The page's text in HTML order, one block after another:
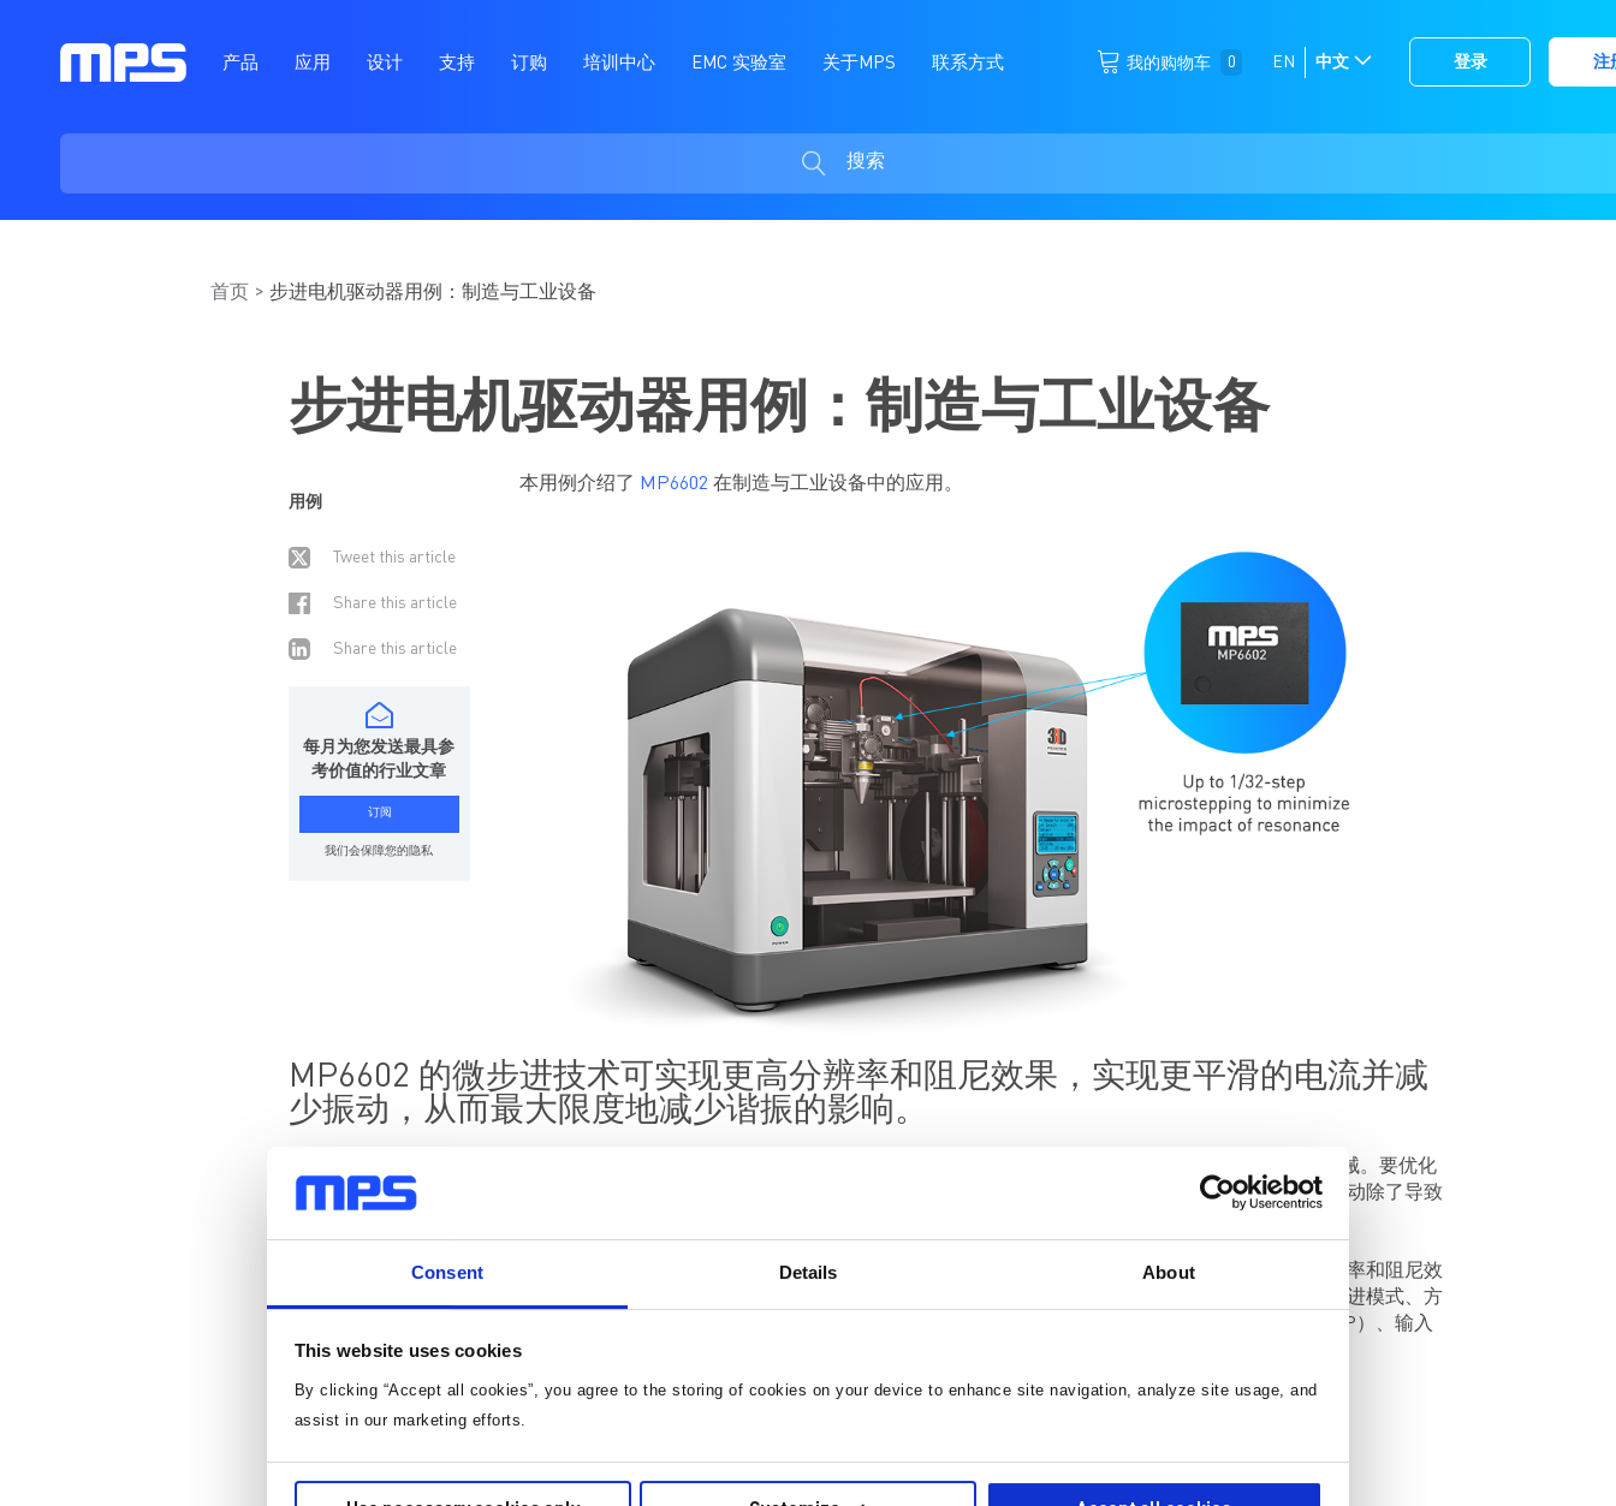
Consent Details About
This website uses cookies
By clicking “Accept all cookies”, you agree to the storing of cookies on your device to enhance site navigation, analyze site usage, and
assist in our marketing efforts.
产品 应用 设计 支持 订购 培训中心 EMC 实验室 关于MPS 联系方式 我的购物车 0 登录 注
跳
到
EN
选
中文
搜索
首页 步进电机驱动器用例：制造与工业设备
步进电机驱动器用例：制造与工业设备
用例
Tweet this article
Share this article
Share this article
每月为您发送最具参
考价值的行业文章
订阅
我们会保障您的隐私
本用例介绍了 MP6602 在制造与工业设备中的应用。
MP6602 的微步进技术可实现更高分辨率和阻尼效果，实现更平滑的电流并减
少振动，从而最大限度地减少谐振的影响。
高效并精确地驱动电机是制造与工业设备的关键能力。步进电机的常见应用包括 3D 打印机、激光打印机、复印机以及纺织机械。要优化
制造与工业机械中使用的步进电机驱动器，设计人员必须考虑电机与驱动器信号同频时产生的谐振问题。谐振带来的噪音和振动除了导致
MP6602 是一款步进电机驱动器，可以驱动精度高达 1/32 步的双极或单极步进电机。MP6602 的微步进技术可实现更高的分辨率和阻尼效
果，实现更平滑的电流并减少振动，从而最大限度地减少谐振的影响。该器件还提供串行控制接口，可设置控制模式（包括步进模式、方
向和输出电流），并测量电机的反电动势 (BEMF)。其内部安全与诊断功能包括转子失速检测、开路负载检测、过流保护（OCP）、输入
过压保护（OVP）和欠压保护（UVP）、温度告警以及过温关断保护。
MP6602还具有以下附加功能：
IN
内部集成两个内部全桥驱动器